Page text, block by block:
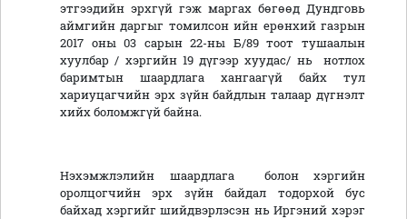
этгээдийн эрхгүй гэж маргах бөгөөд Дундговь
аймгийн даргыг томилсон ийн ерөнхий газрын
2017 оны 03 сарын 22-ны Б/89 тоот тушаалын
хуулбар / хэргийн 19 дүгээр хуудас/ нь нотлох
баримтын шаардлага хангаагүй байх тул
хариуцагчийн эрх зүйн байдлын талаар дүгнэлт
хийх боломжгүй байна.
Нэхэмжлэлийн шаардлага болон хэргийн
оролцогчийн эрх зүйн байдал тодорхой бус
байхад хэргийг шийдвэрлэсэн нь Иргэний хэрэг